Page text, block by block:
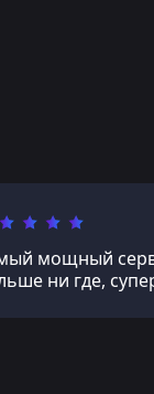
мощный
ни где,